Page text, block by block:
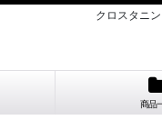
クロスタニ
商品